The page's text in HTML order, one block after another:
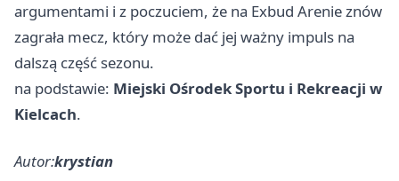
argumentami i z poczuciem, że na Exbud Arenie znów
zagrała mecz, który może dać jej ważny impuls na
dalszą część sezonu.
na podstawie: Miejski Ośrodek Sportu i Rekreacji w
Kielcach.
Autor:krystian